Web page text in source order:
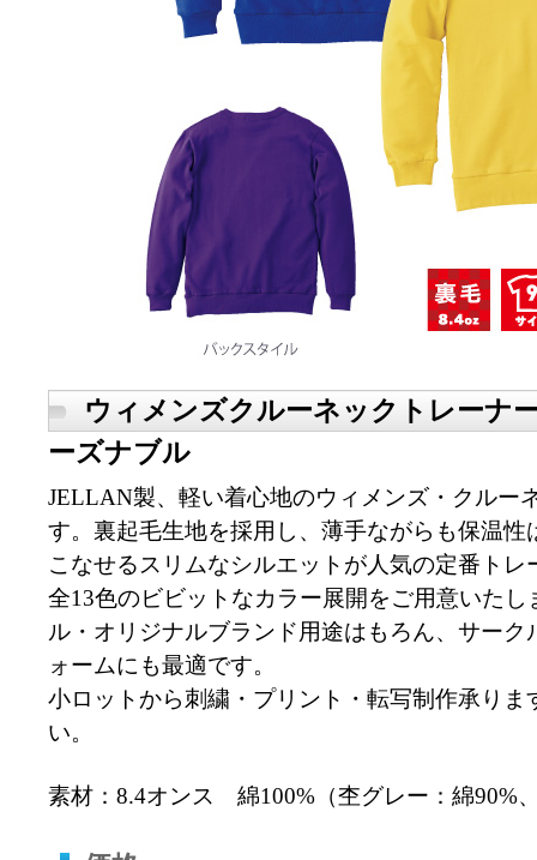
ウィメンズクルーネックトレーナ
ーズナブル
JELLAN製、軽い着心地のウィメンズ・クルー
す。裏起毛生地を採用し、薄手ながらも保温
こなせるスリムなシルエットが人気の定番ト
全13色のビビットなカラー展開をご用意いた
ル・オリジナルブランド用途はもろん、サー
ォームにも最適です。
小ロットから刺繍・プリント・転写制作承りま
い。
素材：8.4オンス 綿100%（杢グレー：綿90%